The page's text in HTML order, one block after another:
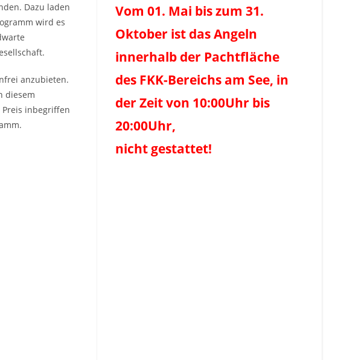
Dazu laden
wird es
anzubieten.
diesem
Preis inbegriffen
Vom 01. Mai bis zum 31.
Oktober ist das Angeln
innerhalb der Pachtfläche
des FKK-Bereichs am See, in
der Zeit von 10:00Uhr bis
20:00Uhr,
nicht gestattet!